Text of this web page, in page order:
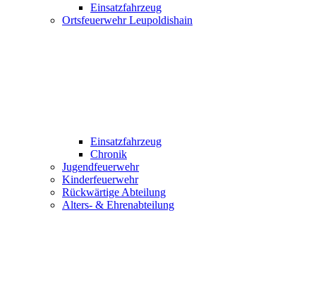
Einsatzfahrzeug
Ortsfeuerwehr Leupoldishain
Einsatzfahrzeug
Chronik
Jugendfeuerwehr
Kinderfeuerwehr
Rückwärtige Abteilung
Alters- & Ehrenabteilung